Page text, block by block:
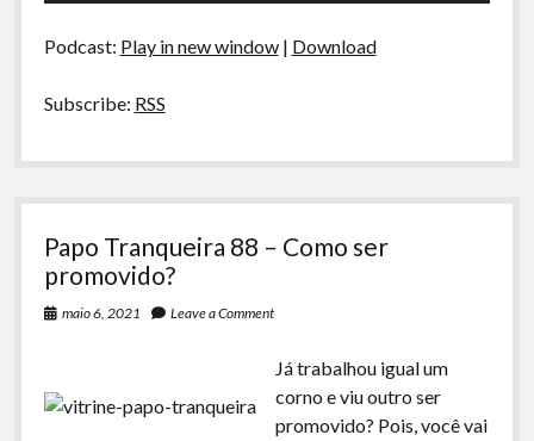
Fazer
Podcast: Play in new window| Download
Subscribe: RSS
Papo Tranqueira 88 – Como ser
promovido?
maio 6, 2021 Leave a Comment
Já trabalhou igual um
corno e viu outro ser
promovido? Pois, você vai